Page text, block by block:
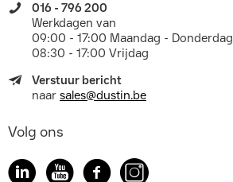
016 - 796 200
Werkdagen van
09:00 - 17:00 Maandag - Donderdag
08:30 - 17:00 Vrijdag
Verstuur bericht
naar sales@dustin.be
Volg ons